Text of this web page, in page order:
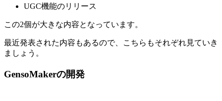
UGC機能のリリース
この2個が大きな内容となっています。
最近発表された内容もあるので、こちらもそれぞれ見ていき
ましょう。
GensoMakerの開発